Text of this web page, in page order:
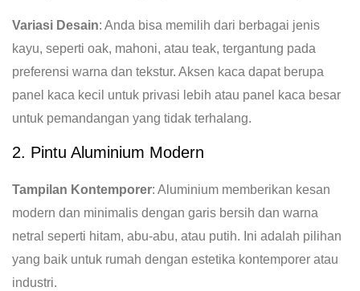
Variasi Desain: Anda bisa memilih dari berbagai jenis
kayu, seperti oak, mahoni, atau teak, tergantung pada
preferensi warna dan tekstur. Aksen kaca dapat berupa
panel kaca kecil untuk privasi lebih atau panel kaca besar
untuk pemandangan yang tidak terhalang.
2. Pintu Aluminium Modern
Tampilan Kontemporer: Aluminium memberikan kesan
modern dan minimalis dengan garis bersih dan warna
netral seperti hitam, abu-abu, atau putih. Ini adalah pilihan
yang baik untuk rumah dengan estetika kontemporer atau
industri.